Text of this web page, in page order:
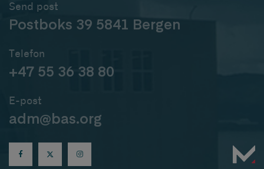
Send post
Postboks 39 5841 Bergen
Telefon
+47 55 36 38 80
E-post
adm@bas.org